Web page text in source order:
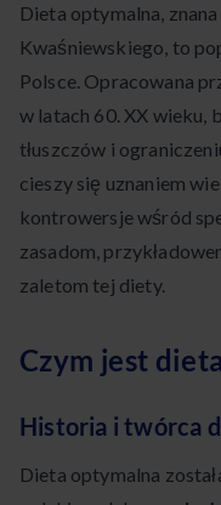
Dieta optymalna,
Kwaśniewskiego, to
Polsce. Opracowana
w latach 60. XX wieku,
tłuszczów i
cieszy się uznaniem
kontrowersje wśród
zasadom,
zaletom tej diety.
Czym jest
Historia i twórca
Dieta optymalna